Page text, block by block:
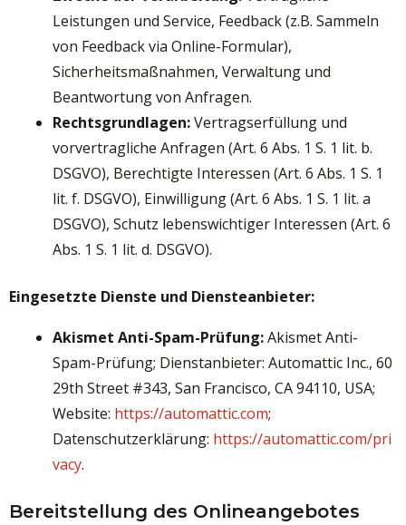
Leistungen und Service, Feedback (z.B. Sammeln
von Feedback via Online-Formular),
Sicherheitsmaßnahmen, Verwaltung und
Beantwortung von Anfragen.
Rechtsgrundlagen:Vertragserfüllung und
vorvertragliche Anfragen (Art. 6 Abs. 1 S. 1 lit. b.
DSGVO), Berechtigte Interessen (Art. 6 Abs. 1 S. 1
lit. f. DSGVO), Einwilligung (Art. 6 Abs. 1 S. 1 lit. a
DSGVO), Schutz lebenswichtiger Interessen (Art. 6
Abs. 1 S. 1 lit. d. DSGVO).
Eingesetzte Dienste und Diensteanbieter:
Akismet Anti-Spam-Prüfung:Akismet Anti-
Spam-Prüfung; Dienstanbieter: Automattic Inc., 60
29th Street #343, San Francisco, CA 94110, USA;
Website: https://automattic.com;
Datenschutzerklärung: https://automattic.com/pri
vacy.
Bereitstellung des Onlineangebotes